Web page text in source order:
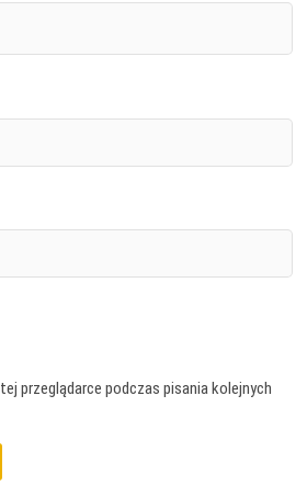
przeglądarce podczas pisania kolejnych